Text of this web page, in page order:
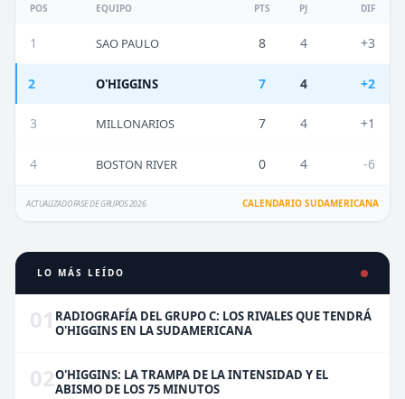
POS EQUIPO PTS PJ DIF
1 SAO PAULO 8 4 +3
2 O'HIGGINS 7 4 +2
3 MILLONARIOS 7 4 +1
4 BOSTON RIVER 0 4 -6
ACTUALIZADO FASE DE GRUPOS 2026 CALENDARIO SUDAMERICANA
LO MÁS LEÍDO
01 RADIOGRAFÍA DEL GRUPO C: LOS RIVALES QUE TENDRÁ
O'HIGGINS EN LA SUDAMERICANA
02O'HIGGINS: LA TRAMPA DE LA INTENSIDAD Y EL
ABISMO DE LOS 75 MINUTOS